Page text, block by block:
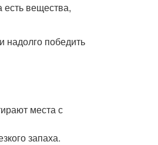
есть вещества,
надолго победить
места с
запаха.